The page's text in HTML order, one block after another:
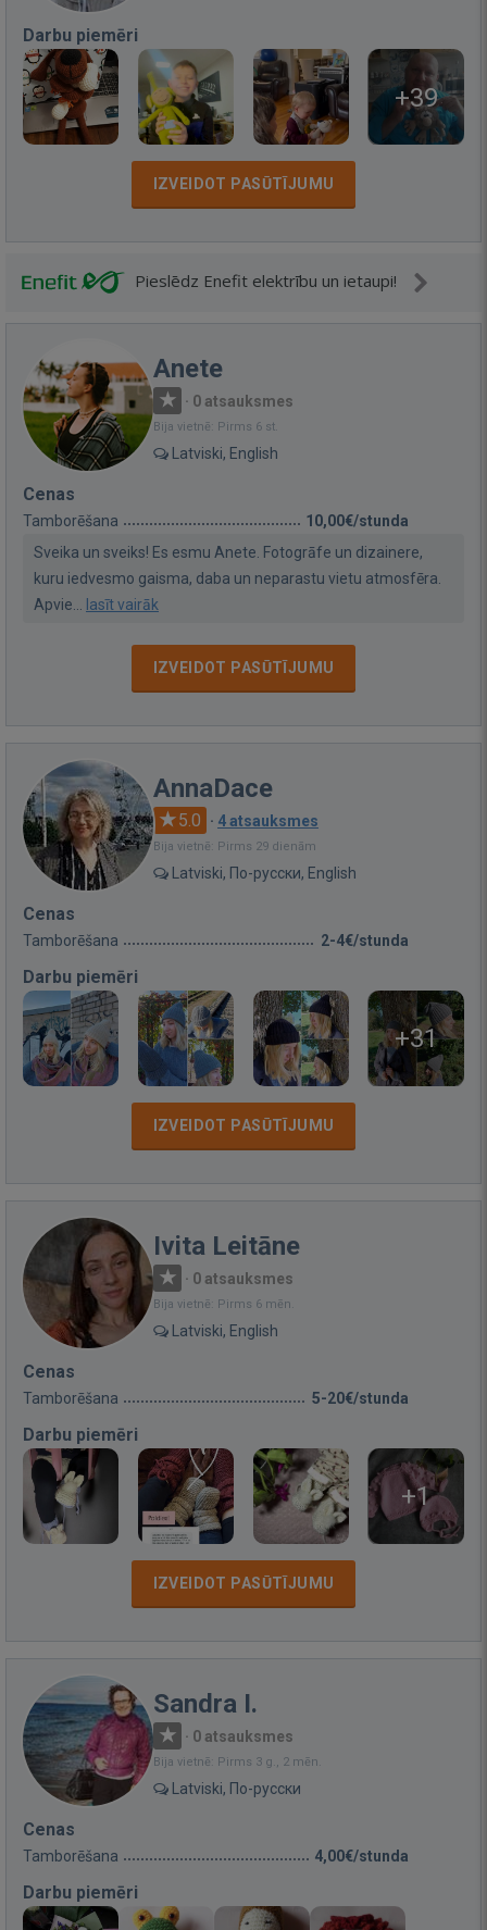
Darbu piemēri
+39
IZVEIDOT PASŪTĪJUMU
Pieslēdz Enefit elektrību un ietaupi!
Anete
· 0 atsauksmes
Bija vietnē: Pirms 6 st.
Latviski, English
Cenas
Tamborēšana
10,00€/stunda
Sveika un sveiks! Es esmu Anete. Fotogrāfe un dizainere,
kuru iedvesmo gaisma, daba un neparastu vietu atmosfēra.
Apvie... lasīt vairāk
IZVEIDOT PASŪTĪJUMU
AnnaDace
5.0 · 4 atsauksmes
Bija vietnē: Pirms 29 dienām
Latviski, По-русски, English
Cenas
Tamborēšana 2-4€/stunda
Darbu piemēri
+31
IZVEIDOT PASŪTĪJUMU
Ivita Leitāne
· 0 atsauksmes
Bija vietnē: Pirms 6 mēn.
Latviski, English
Cenas
Tamborēšana 5-20€/stunda
Darbu piemēri
+1
IZVEIDOT PASŪTĪJUMU
Sandra I.
· 0 atsauksmes
Bija vietnē: Pirms 3 g., 2 mēn.
Latviski, По-русски
Cenas
Tamborēšana 4,00€/stunda
Darbu piemēri